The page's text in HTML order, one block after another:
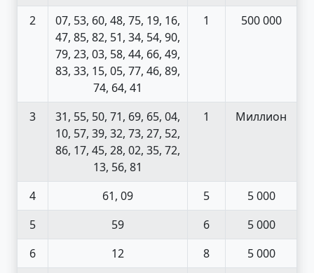
2
07, 53, 60, 48, 75, 19, 16,
47, 85, 82, 51, 34, 54, 90,
79, 23, 03, 58, 44, 66, 49,
83, 33, 15, 05, 77, 46, 89,
74, 64, 41
1 500 000
3
31, 55, 50, 71, 69, 65, 04,
10, 57, 39, 32, 73, 27, 52,
86, 17, 45, 28, 02, 35, 72,
13, 56, 81
1 Миллион
4 61, 09 5
5 000
5
59 6
5 000
6
12 8
5 000